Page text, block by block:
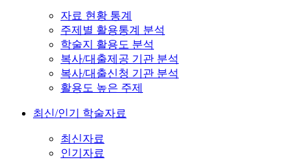
자료 현황 통계
주제별 활용통계 분석
학술지 활용도 분석
복사/대출제공 기관 분석
복사/대출신청 기관 분석
활용도 높은 주제
최신/인기 학술자료
최신자료
인기자료